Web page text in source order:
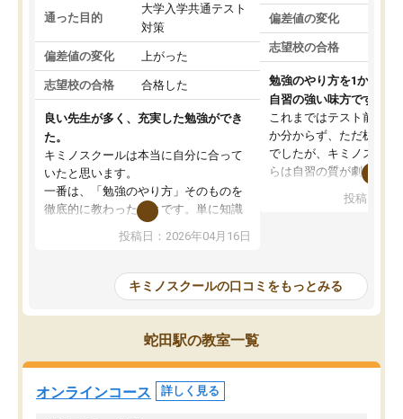
通った目的
大学入学共通テスト
対策
偏差値の変化 上がった
志望校の合格 合格した
良い先生が多く、充実した勉強ができ
た。
キミノスクールは本当に自分に合って
いたと思います。
一番は、「勉強のやり方」そのものを
徹底的に教わったことです。単に知識
を詰め込むのではなく、自学自習の習
慣が身につくよう並走してくれるの
はなくなりました。
講師の方との距離も近く、親身なコー
チングのおかげで、停滞期もモチベー
ションを維持できました。「やらされ
る勉強」から「目標のための勉強」へ
意識が変わったことが、目標校への合
投稿日：2026年04月16日
偏差値の変化
志望校の合格
勉強のやり方を1から教
自習の強い味方です。
これまではテスト前に何
か分からず、ただ机に座
でしたが、キミノスクー
らは自習の質が劇的に変
を明確にしてくれるの
の仕方をコーチングして
ルなので、家での学習習
身につきました。結果と
た。自分から学ぶ姿勢を
投稿日：
キミノスクールの口コミをもっとみる
蛇田駅の教室一覧
オンラインコース 詳しく見る